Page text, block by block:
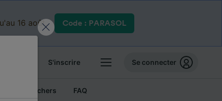
16 août. Code : PARASOL
S'inscrire Se connecter
Billets pas chers FAQ